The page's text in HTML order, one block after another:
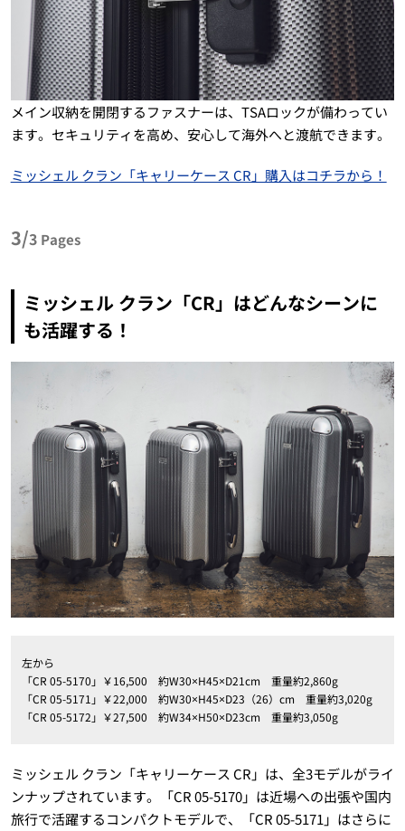
メイン収納を開閉するファスナーは、TSAロックが備わってい
ます。セキュリティを高め、安心して海外へと渡航できます。
ミッシェル クラン「キャリーケース CR」購入はコチラから！
3/3 Pages
ミッシェル クラン「CR」はどんなシーンに
も活躍する！
左から
「CR 05-5170」￥16,500 約W30×H45×D21cm 重量約2,860g
「CR 05-5171」￥22,000 約W30×H45×D23（26）cm 重量約3,020g
「CR 05-5172」￥27,500 約W34×H50×D23cm 重量約3,050g
ミッシェル クラン「キャリーケース CR」は、全3モデルがライ
ンナップされています。「CR 05-5170」は近場への出張や国内
旅行で活躍するコンパクトモデルで、「CR 05-5171」はさらに